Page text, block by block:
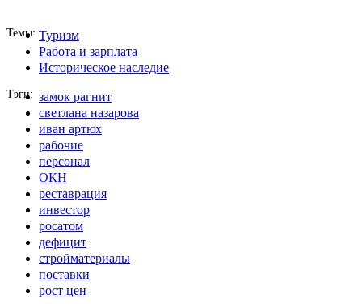
Темы Туризм
Работа и зарплата
Историческое наследие
Тэги
замок рагнит
светлана назарова
иван артюх
рабочие
персонал
ОКН
реставрация
инвестор
росатом
дефицит
стройматериалы
поставки
рост цен